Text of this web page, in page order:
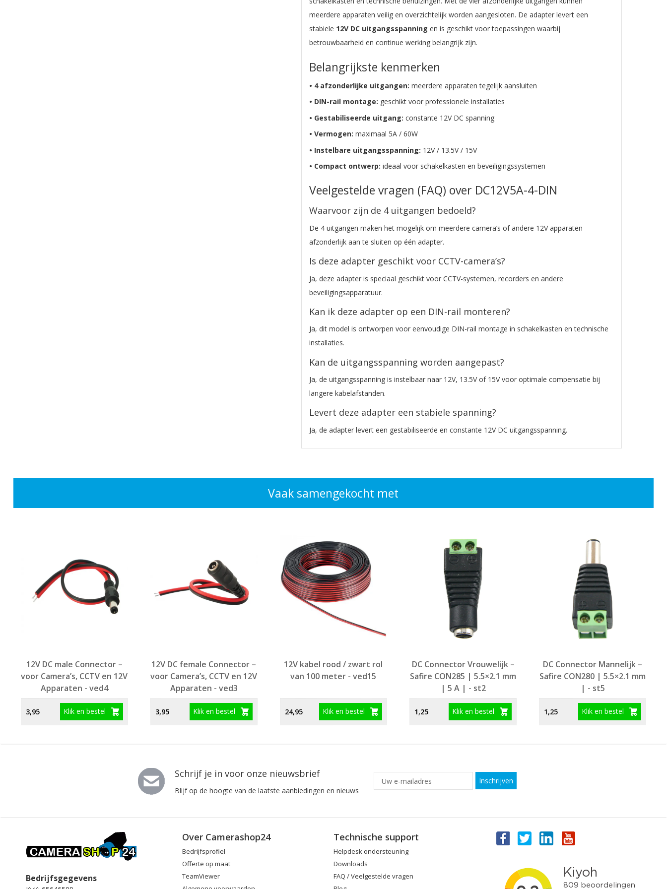
Vaak samengekocht met
12V DC male Connector –
voor Camera’s, CCTV en 12V
Apparaten - ved4
3,95 Klik en bestel
12V DC female Connector –
voor Camera’s, CCTV en 12V
Apparaten - ved3
3,95 Klik en bestel
12V kabel rood / zwart rol
van 100 meter - ved15
24,95 Klik en bestel
DC Connector Vrouwelijk –
Safire CON285 | 5.5×2.1 mm
| 5 A | - st2
1,25 Klik en bestel
DC Connector Mannelijk –
Safire CON280 | 5.5×2.1 mm
| - st5
1,25 Klik en bestel
meerdere apparaten veilig en overzichtelijk worden aangesloten. De adapter levert een
stabiele 12V DC uitgangsspanning en is geschikt voor toepassingen waarbij
betrouwbaarheid en continue werking belangrijk zijn.
Belangrijkste kenmerken
• 4 afzonderlijke uitgangen: meerdere apparaten tegelijk aansluiten
• DIN-rail montage: geschikt voor professionele installaties
• Gestabiliseerde uitgang: constante 12V DC spanning
• Vermogen: maximaal 5A / 60W
• Instelbare uitgangsspanning: 12V / 13.5V / 15V
• Compact ontwerp: ideaal voor schakelkasten en beveiligingssystemen
Veelgestelde vragen (FAQ) over DC12V5A-4-DIN
Waarvoor zijn de 4 uitgangen bedoeld?
De 4 uitgangen maken het mogelijk om meerdere camera’s of andere 12V apparaten
afzonderlijk aan te sluiten op één adapter.
Is deze adapter geschikt voor CCTV-camera’s?
Ja, deze adapter is speciaal geschikt voor CCTV-systemen, recorders en andere
beveiligingsapparatuur.
Kan ik deze adapter op een DIN-rail monteren?
Ja, dit model is ontworpen voor eenvoudige DIN-rail montage in schakelkasten en technische
installaties.
Kan de uitgangsspanning worden aangepast?
Ja, de uitgangsspanning is instelbaar naar 12V, 13.5V of 15V voor optimale compensatie bij
langere kabelafstanden.
Levert deze adapter een stabiele spanning?
Ja, de adapter levert een gestabiliseerde en constante 12V DC uitgangsspanning.
Schrijf je in voor onze nieuwsbrief
Blijf op de hoogte van de laatste aanbiedingen en nieuws
Inschrijven
Bedrijfsgegevens
Over Camerashop24
Bedrijfsprofiel
Offerte op maat
TeamViewer
Technische support
Helpdesk ondersteuning
Downloads
FAQ / Veelgestelde vragen